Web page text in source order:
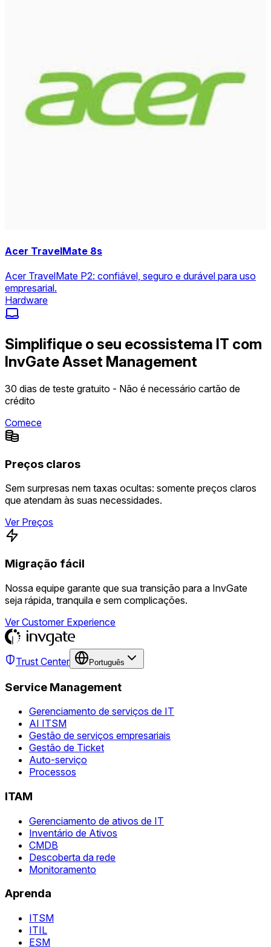
Acer TravelMate 8s
Acer TravelMate P2: confiável, seguro e durável para uso
empresarial.
Hardware
Simplifique o seu ecossistema IT com
InvGate Asset Management
30 dias de teste gratuito - Não é necessário cartão de
crédito
Comece
Preços claros
Sem surpresas nem taxas ocultas: somente preços claros
que atendam às suas necessidades.
Ver Preços
Migração fácil
Nossa equipe garante que sua transição para a InvGate
seja rápida, tranquila e sem complicações.
Ver Customer Experience
Trust Center Português
Service Management
Gerenciamento de serviços de IT
AI ITSM
Gestão de serviços empresariais
Gestão de Ticket
Auto-serviço
Processos
ITAM
Gerenciamento de ativos de IT
Inventário de Ativos
CMDB
Descoberta da rede
Monitoramento
Aprenda
ITSM
ITIL
ESM